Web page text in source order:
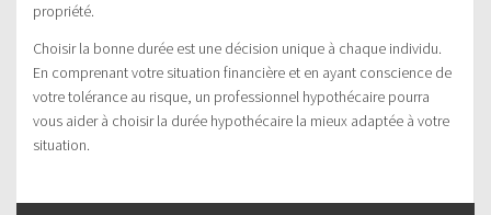
propriété.
Choisir la bonne durée est une décision unique à chaque individu.
En comprenant votre situation financière et en ayant conscience de
votre tolérance au risque, un professionnel hypothécaire pourra
vous aider à choisir la durée hypothécaire la mieux adaptée à votre
situation.